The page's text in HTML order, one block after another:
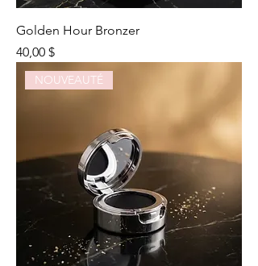
Golden Hour Bronzer
Prix
40,00 $
NOUVEAUTÉ